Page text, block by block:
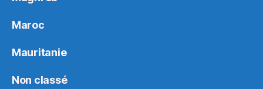
Maroc
Mauritanie
Non classé